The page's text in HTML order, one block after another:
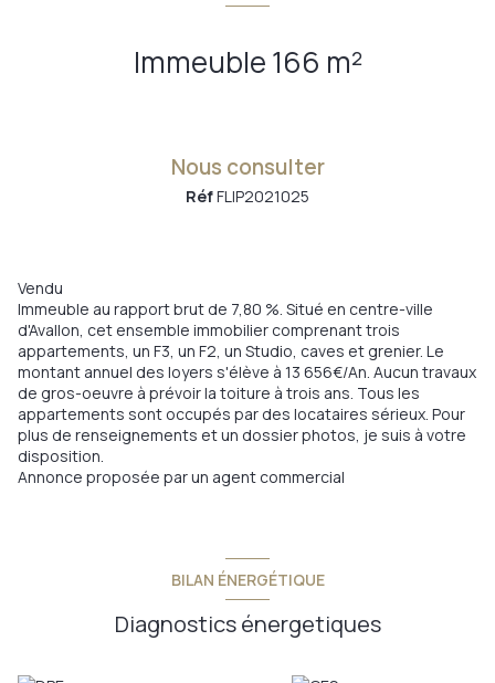
Immeuble 166 m²
Nous consulter
RéfFLIP2021025
Vendu
Immeuble au rapport brut de 7,80 %. Situé en centre-ville
d'Avallon, cet ensemble immobilier comprenant trois
appartements, un F3, un F2, un Studio, caves et grenier. Le
montant annuel des loyers s'élève à 13 656€/An. Aucun travaux
de gros-oeuvre à prévoir la toiture à trois ans. Tous les
appartements sont occupés par des locataires sérieux. Pour
plus de renseignements et un dossier photos, je suis à votre
disposition.
Annonce proposée par un agent commercial
BILAN ÉNERGÉTIQUE
Diagnostics énergetiques